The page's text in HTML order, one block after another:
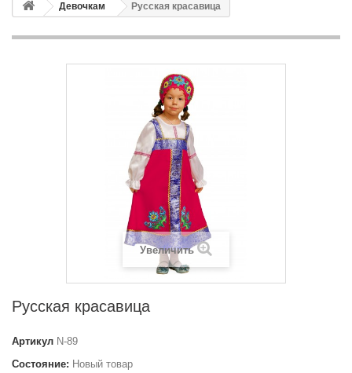
Девочкам Русская красавица
Увеличить
Русская красавица
Артикул N-89
Состояние: Новый товар